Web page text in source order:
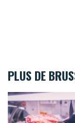
PLUS DE
Où trouver les